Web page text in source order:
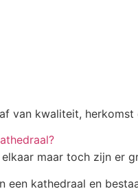
van kwaliteit, herkomst
maar toch zijn er
een kathedraal en